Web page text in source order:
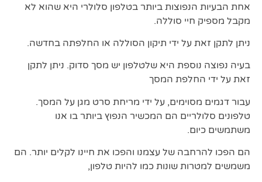
אחת הבעיות הנפוצות ביותר בטלפון סלולרי היא שהוא לא
מקבל מספיק חיי סוללה.
ניתן לתקן זאת על ידי תיקון הסוללה או החלפתה בחדשה.
בעיה נפוצה נוספת היא שלטלפון יש מסך סדוק. ניתן לתקן
זאת על ידי החלפת המסך
עבור דגמים מסוימים, על ידי מריחת סרט מגן על המסך.
טלפונים סלולריים הם המכשיר הנפוץ ביותר בו אנו
משתמשים כיום.
הם הפכו להרחבה של עצמנו והפכו את חיינו לקלים יותר. הם
משמשים למטרות שונות כמו להיות טלפון,